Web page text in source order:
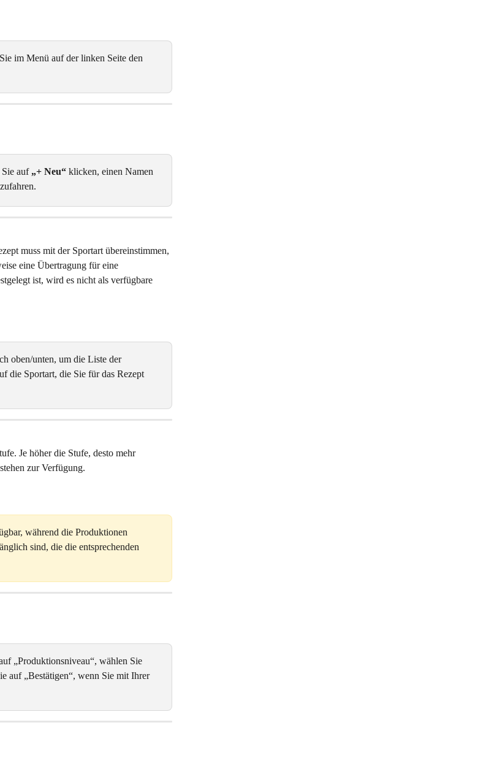
im Menü auf der linken Seite den
Sie auf „+ Neu“ klicken, einen Namen
muss mit der Sportart übereinstimmen,
eine Übertragung für eine
ist, wird es nicht als verfügbare
oben/unten, um die Liste der
die Sportart, die Sie für das Rezept
Je höher die Stufe, desto mehr
zur Verfügung.
während die Produktionen
sind, die die entsprechenden
„Produktionsniveau“, wählen Sie
auf „Bestätigen“, wenn Sie mit Ihrer